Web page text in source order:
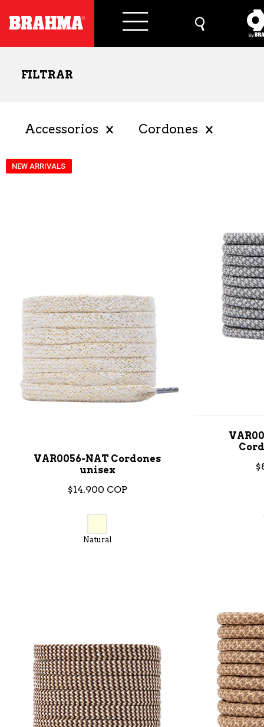
FILTRAR
Accessorios Cordones
NEW ARRIVALS
VAR0056-NAT Cordones
unisex
$14.900 COP
Natural